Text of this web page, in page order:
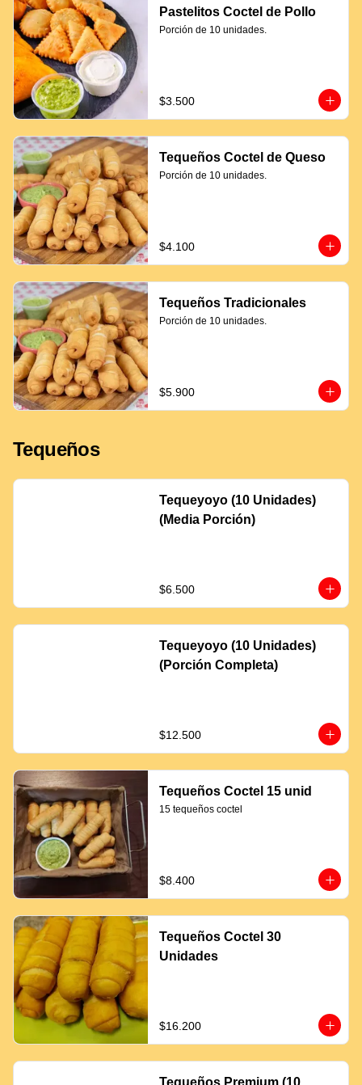
Pastelitos Coctel de Pollo
Porción de 10 unidades.
$3.500
Tequeños Coctel de Queso
Porción de 10 unidades.
$4.100
Tequeños Tradicionales
Porción de 10 unidades.
$5.900
Tequeños
Tequeyoyo (10 Unidades)
(Media Porción)
$6.500
Tequeyoyo (10 Unidades)
(Porción Completa)
$12.500
Tequeños Coctel 15 unid
15 tequeños coctel
$8.400
Tequeños Coctel 30
Unidades
$16.200
Tequeños Premium (10